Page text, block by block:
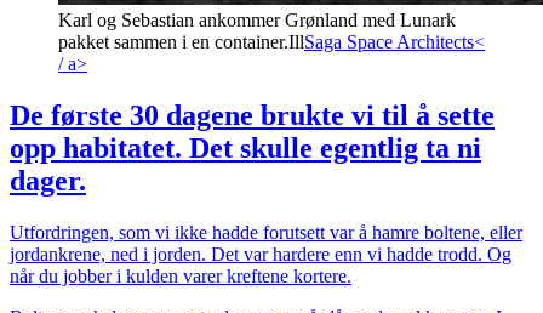
Karl og Sebastian ankommer Grønland med Lunark
pakket sammen i en container.IllSaga Space Architects<
/ a>
De første 30 dagene brukte vi til å sette
opp habitatet. Det skulle egentlig ta ni
dager.
Utfordringen, som vi ikke hadde forutsett var å hamre boltene, eller
jordankrene, ned i jorden. Det var hardere enn vi hadde trodd. Og
når du jobber i kulden varer kreftene kortere.